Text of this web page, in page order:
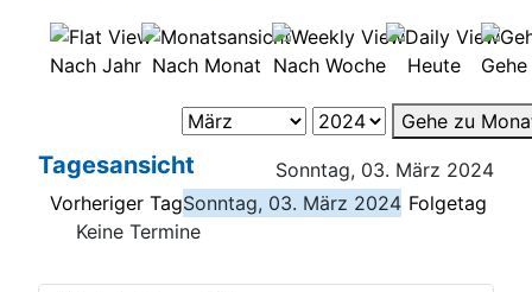
Nach Jahr Nach Monat Nach Woche Heute
Gehe zu
Tagesansicht
Sonntag, 03. März 2024
Vorheriger TagSonntag, 03. März 2024 Folgetag
Keine Termine